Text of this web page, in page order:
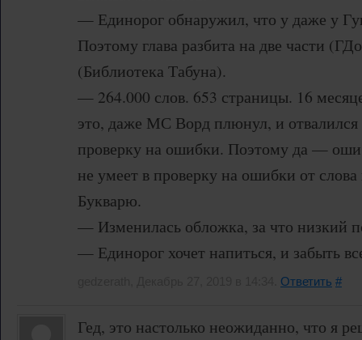
— Единорог обнаружил, что у даже у
Поэтому глава разбита на две части
(Библиотека Табуна).
— 264.000 слов. 653 страницы. 16
это, даже МС Ворд плюнул, и отвалился
проверку на ошибки. Поэтому да —
не умеет в проверку на ошибки от
Букварю.
— Изменилась обложка, за что низкий
— Единорог хочет напиться, и забыть
Ответить #
Гед, это настолько неожиданно, что я